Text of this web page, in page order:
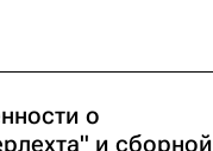
о
и сборной